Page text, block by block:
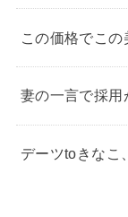
この価格でこ
妻の一言で採用
デーツtoきなこ